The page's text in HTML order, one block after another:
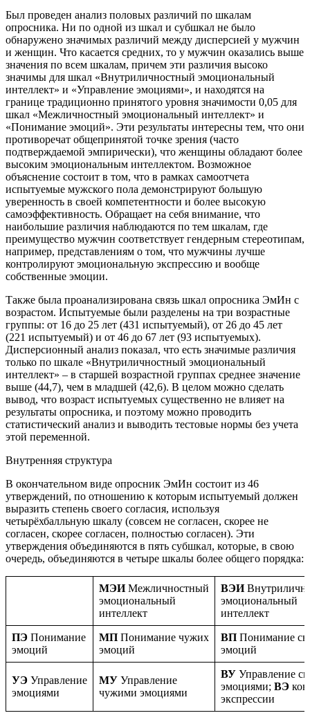
Был проведен анализ половых различий по шкалам
опросника. Ни по одной из шкал и субшкал не было
обнаружено значимых различий между дисперсией у мужчин
и женщин. Что касается средних, то у мужчин оказались выше
значения по всем шкалам, причем эти различия высоко
значимы для шкал «Внутриличностный эмоциональный
интеллект» и «Управление эмоциями», и находятся на
границе традиционно принятого уровня значимости 0,05 для
шкал «Межличностный эмоциональный интеллект» и
«Понимание эмоций». Эти результаты интересны тем, что они
противоречат общепринятой точке зрения (часто
подтверждаемой эмпирически), что женщины обладают более
высоким эмоциональным интеллектом. Возможное
объяснение состоит в том, что в рамках самоотчета
испытуемые мужского пола демонстрируют большую
уверенность в своей компетентности и более высокую
самоэффективность. Обращает на себя внимание, что
наибольшие различия наблюдаются по тем шкалам, где
преимущество мужчин соответствует гендерным стереотипам,
например, представлениям о том, что мужчины лучше
контролируют эмоциональную экспрессию и вообще
собственные эмоции.
Также была проанализирована связь шкал опросника ЭмИн с
возрастом. Испытуемые были разделены на три возрастные
группы: от 16 до 25 лет (431 испытуемый), от 26 до 45 лет
(221 испытуемый) и от 46 до 67 лет (93 испытуемых).
Дисперсионный анализ показал, что есть значимые различия
только по шкале «Внутриличностный эмоциональный
интеллект» – в старшей возрастной группах среднее значение
выше (44,7), чем в младшей (42,6). В целом можно сделать
вывод, что возраст испытуемых существенно не влияет на
результаты опросника, и поэтому можно проводить
статистический анализ и выводить тестовые нормы без учета
этой переменной.
Внутренняя структура
В окончательном виде опросник ЭмИн состоит из 46
утверждений, по отношению к которым испытуемый должен
выразить степень своего согласия, используя
четырёхбалльную шкалу (совсем не согласен, скорее не
согласен, скорее согласен, полностью согласен). Эти
утверждения объединяются в пять субшкал, которые, в свою
очередь, объединяются в четыре шкалы более общего порядка:
МЭИМежличностный
эмоциональный
интеллект
ВЭИ
эмоциональный
интеллект
ПЭ Понимание
эмоций
МП Понимание чужих
эмоций
ВП Понимание
эмоций
УЭ Управление
эмоциями
МУ Управление
чужими эмоциями
ВУ Управление
эмоциями; ВЭ
экспрессии